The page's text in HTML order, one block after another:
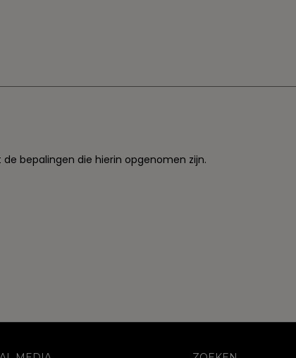
bepalingen die hierin opgenomen zijn.